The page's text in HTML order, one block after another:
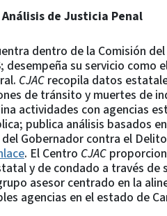
de Justicia Penal
dentro de la Comisión
desempeña su servicio
CJAC recopila datos
de tránsito y muertes de
actividades con agencias
publica análisis basados
Gobernador contra el
. El Centro CJAC
y de condado a través de
asesor centrado en la
agencias en el estado de